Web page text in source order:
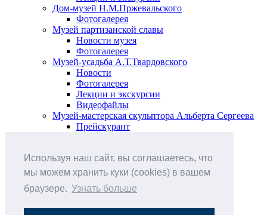
Используя наш сайт, вы соглашаетесь, что
мы можем хранить куки (cookies) в вашем
браузере. Узнать больше
Дом-музей Н.М.Пржевальского
Фотогалерея
Музей партизанской славы
Новости музея
Фотогалерея
Музей-усадьба А.Т.Твардовского
Новости
Фотогалерея
Лекции и экскурсии
Видеофайлы
Музей-мастерская скульптора Альберта Сергеева
Прейскурант
Анонс мероприятий
Виртуальные выставки
О музее